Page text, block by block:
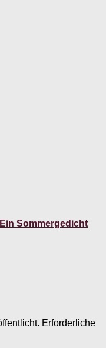
Sommergedicht
Erforderliche